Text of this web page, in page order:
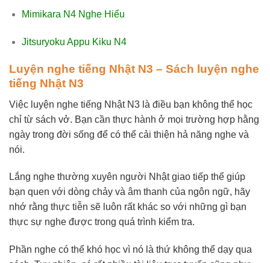
Mimikara N4 Nghe Hiểu
Jitsuryoku Appu Kiku N4
Luyện nghe tiếng Nhật N3 – Sách luyện nghe
tiếng Nhật N3
Việc luyện nghe tiếng Nhật N3 là điều bạn không thể học
chỉ từ sách vở. Bạn cần thực hành ở mọi trường hợp hằng
ngày trong đời sống để có thể cải thiện hả năng nghe và
nói.
Lắng nghe thường xuyên người Nhật giao tiếp thể giúp
bạn quen với dòng chảy và âm thanh của ngôn ngữ, hãy
nhớ rằng thực tiễn sẽ luôn rất khác so với những gì bạn
thực sự nghe được trong quá trình kiểm tra.
Phần nghe có thể khó học vì nó là thứ không thể dạy qua